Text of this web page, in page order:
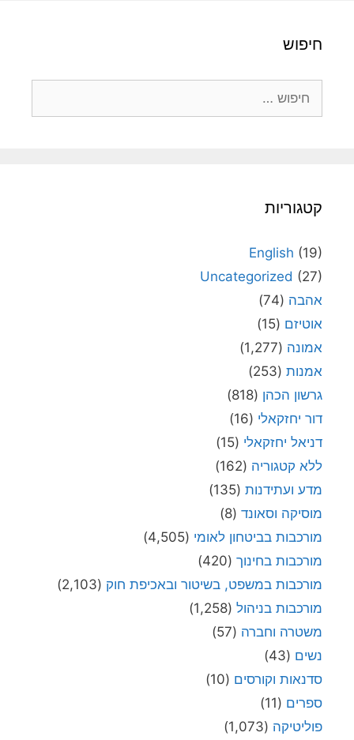
חיפוש
קטגוריות
English (19)
Uncategorized (27)
אהבה (74)
אוטיזם (15)
אמונה (1,277)
אמנות (253)
גרשון הכהן (818)
דור יחזקאלי (16)
דניאל יחזקאלי (15)
ללא קטגוריה (162)
מדע ועתידנות (135)
מוסיקה וסאונד (8)
מורכבות בביטחון לאומי (4,505)
מורכבות בחינוך (420)
מורכבות במשפט, בשיטור ובאכיפת חוק (2,103)
מורכבות בניהול (1,258)
משטרה וחברה (57)
נשים (43)
סדנאות וקורסים (10)
ספרים (11)
פוליטיקה (1,073)